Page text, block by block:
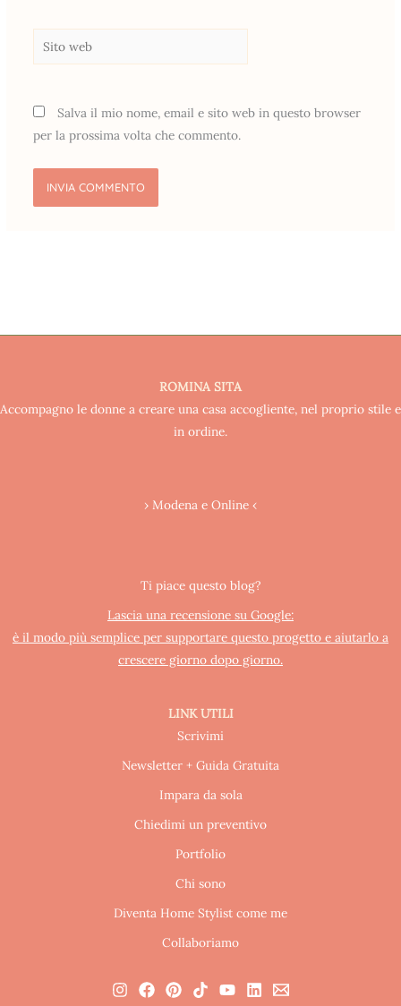
web
Salva il mio nome, email e sito web in questo browser
per la prossima volta che commento.
ROMINA SITA
Accompagno le donne a creare una casa accogliente, nel proprio stile e
in ordine.
› Modena e Online ‹
Ti piace questo blog?
Lascia una recensione su Google:
è il modo più semplice per supportare questo progetto e aiutarlo a
crescere giorno dopo giorno.
LINK UTILI
Scrivimi
Newsletter + Guida Gratuita
Impara da sola
Chiedimi un preventivo
Portfolio
Chi sono
Diventa Home Stylist come me
Collaboriamo